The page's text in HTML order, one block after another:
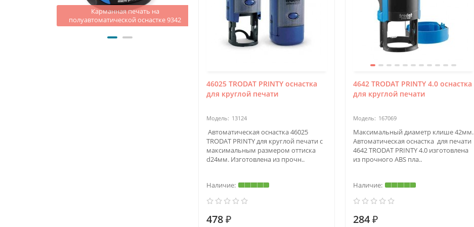
Карманная печать на
полуавтоматической оснастке 9342
Автоматическая печать на оснастке
4642 trodat printy 4.0
Карманная печать на
полуавтоматической оснастке 9342
46025 TRODAT PRINTY оснастка
для круглой печати
13124
Автоматическая оснастка 46025
TRODAT PRINTY для круглой печати c
максимальным размером оттиска
d24мм. Изготовлена из прочн..
478 ₽
4642 TRODAT PRINTY 4.0 оснастка
для круглой печати
167069
Максимальный диаметр клише 42мм.
Автоматическая оснастка для печати
4642 TRODAT PRINTY 4.0 изготовлена
из прочного ABS пла..
284 ₽